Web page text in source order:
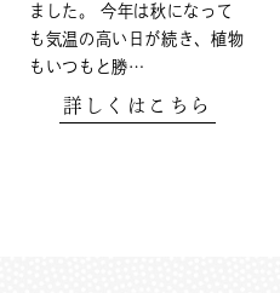
ました。 今年は秋になって
も気温の高い日が続き、植物
もいつもと勝…
詳しくはこちら